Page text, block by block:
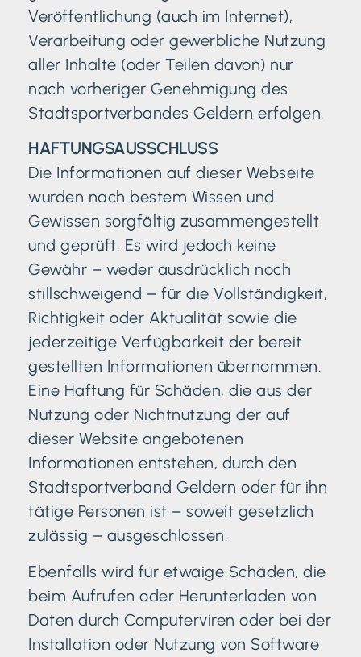
Veröffentlichung (auch im Internet),
Verarbeitung oder gewerbliche Nutzung
aller Inhalte (oder Teilen davon) nur
nach vorheriger Genehmigung des
Stadtsportverbandes Geldern erfolgen.
HAFTUNGSAUSSCHLUSS
Die Informationen auf dieser Webseite
wurden nach bestem Wissen und
Gewissen sorgfältig zusammengestellt
und geprüft. Es wird jedoch keine
Gewähr – weder ausdrücklich noch
stillschweigend – für die Vollständigkeit,
Richtigkeit oder Aktualität sowie die
jederzeitige Verfügbarkeit der bereit
gestellten Informationen übernommen.
Eine Haftung für Schäden, die aus der
Nutzung oder Nichtnutzung der auf
dieser Website angebotenen
Informationen entstehen, durch den
Stadtsportverband Geldern oder für ihn
tätige Personen ist – soweit gesetzlich
zulässig – ausgeschlossen.
Ebenfalls wird für etwaige Schäden, die
beim Aufrufen oder Herunterladen von
Daten durch Computerviren oder bei der
Installation oder Nutzung von Software